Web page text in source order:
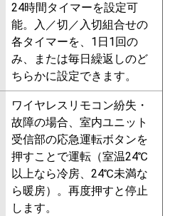
24時間タイマーを設定可
能。入／切／入切組合せの
各タイマーを、1日1回の
み、または毎日繰返しのど
ちらかに設定できます。
ワイヤレスリモコン紛失・
故障の場合、室内ユニット
受信部の応急運転ボタンを
押すことで運転（室温24℃
以上なら冷房、24℃未満な
ら暖房）。再度押すと停止
します。